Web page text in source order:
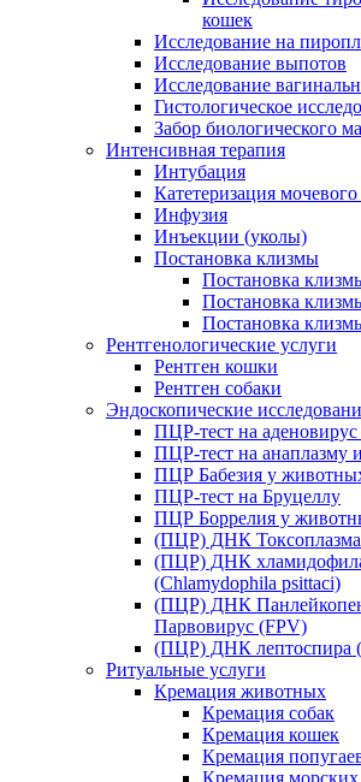
кошек
Исследование на
Исследование выпотов
Исследование
Гистологическое
Забор биологического
Интенсивная терапия
Интубация
Катетеризация
Инфузия
Инъекции (уколы)
Постановка клизмы
Постановка
Постановка
Постановка
Рентгенологические услуги
Рентген кошки
Рентген собаки
Эндоскопические
ПЦР-тест на аденовирус
ПЦР-тест на анаплазму
ПЦР Бабезия у
ПЦР-тест на Бруцеллу
ПЦР Боррелия у
(ПЦР) ДНК Токсоплазма
(ПЦР) ДНК
(Chlamydophila psittaci)
(ПЦР) ДНК
Парвовирус (FPV)
(ПЦР) ДНК лептоспира
Ритуальные услуги
Кремация животных
Кремация собак
Кремация кошек
Кремация
Кремация